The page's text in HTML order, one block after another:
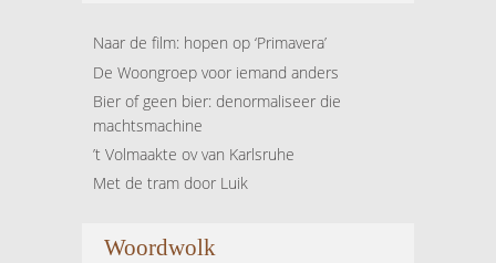
Naar de film: hopen op ‘Primavera’
De Woongroep voor iemand anders
Bier of geen bier: denormaliseer die
machtsmachine
’t Volmaakte ov van Karlsruhe
Met de tram door Luik
Woordwolk